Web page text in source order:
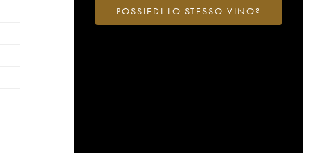
POSSIEDI LO STESSO VINO?